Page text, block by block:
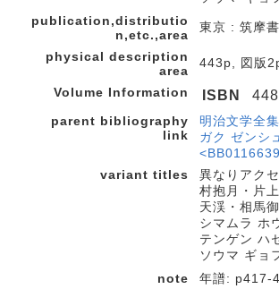
publication,distributio
n,etc.,area
東京 : 筑摩
physical description
area
443p, 図版
Volume Information ISBN
parent bibliography
link
明治文学全
ガク ゼンシ
variant titles
異なりアク
村抱月・片
天渓・相馬
シマムラ ホ
テンゲン ハ
ソウマ ギョ
note
年譜: p417-